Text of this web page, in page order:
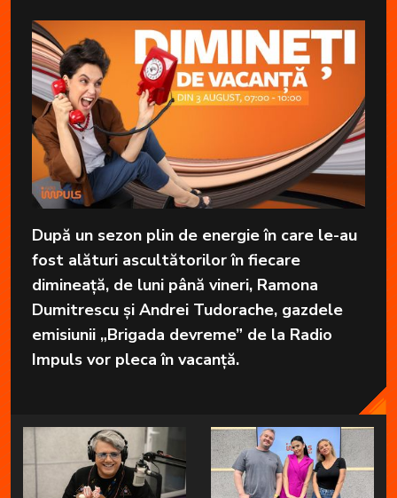
După un sezon plin de energie în care le-au
fost alături ascultătorilor în fiecare
dimineață, de luni până vineri, Ramona
Dumitrescu și Andrei Tudorache, gazdele
emisiunii „Brigada devreme” de la Radio
Impuls vor pleca în vacanță.